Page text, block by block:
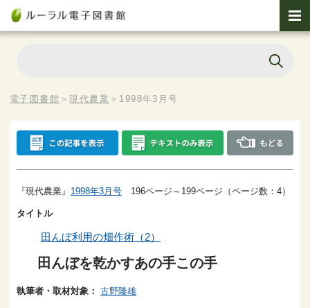
電子図書館 ＞現代農業 ＞ 1998年3月号
『現代農業』 1998年3月号 196ページ～199ページ（ページ数：4）
タイトル
田んぼ利用の畑作術（2）
田んぼを乾かすあの手この手
執筆者・取材対象： 古野隆雄